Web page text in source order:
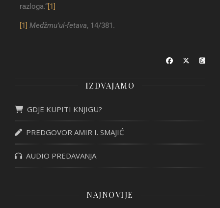
razloga.“[1]
[1] Medžmu’ul-fetava, 14/381.
IZDVAJAMO
GDJE KUPITI KNJIGU?
PREDGOVOR AMIR I. SMAJIĆ
AUDIO PREDAVANJA
NAJNOVIJE